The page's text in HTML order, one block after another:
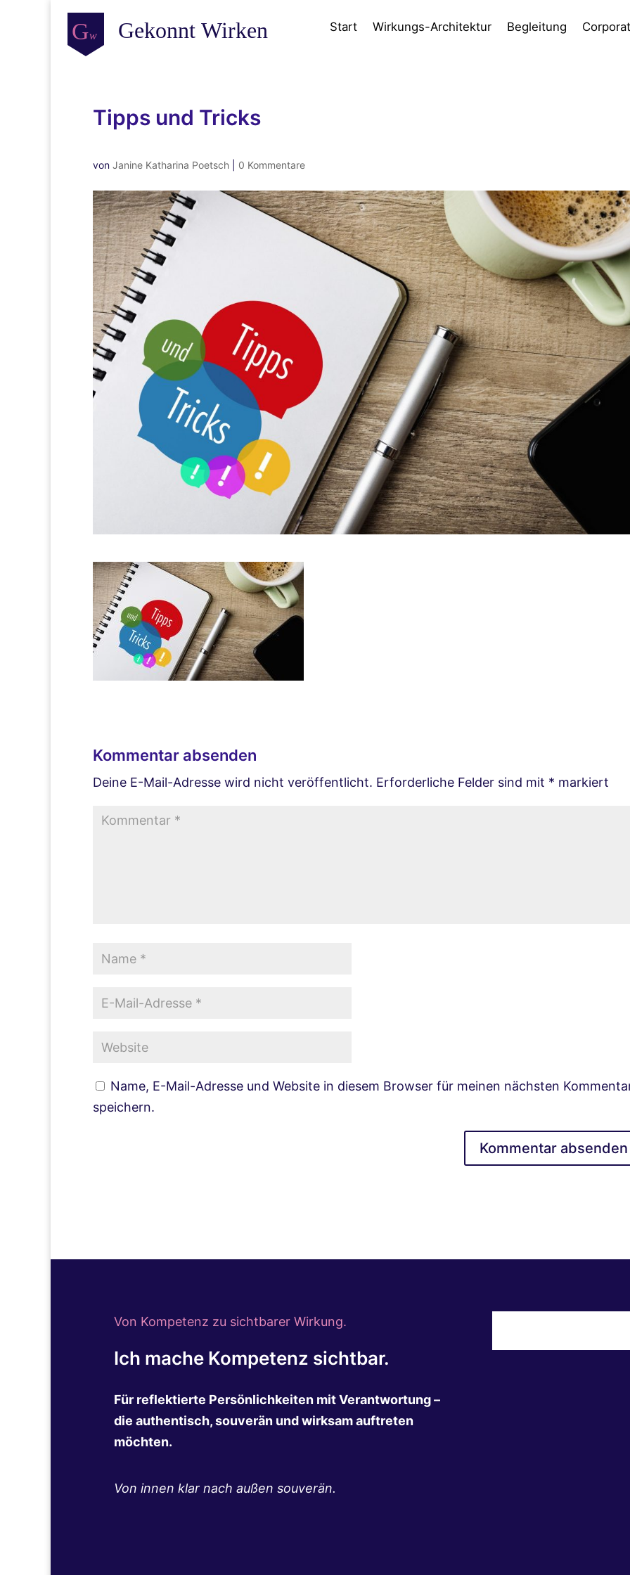
Start Wirkungs-Architektur Begleitung
Tipps und Tricks
von Janine Katharina Poetsch 0 Kommentare
Kommentar absenden
Deine E-Mail-Adresse wird nicht veröffentlicht. Erforderliche Felder sind mit * markiert
Name, E-Mail-Adresse und Website in diesem Browser für meinen nächsten
speichern.
Von Kompetenz zu sichtbarer Wirkung.
Ich mache Kompetenz sichtbar.
Für reflektierte Persönlichkeiten mit Verantwortung –
die authentisch, souverän und wirksam auftreten
möchten.
Von innen klar nach außen souverän.